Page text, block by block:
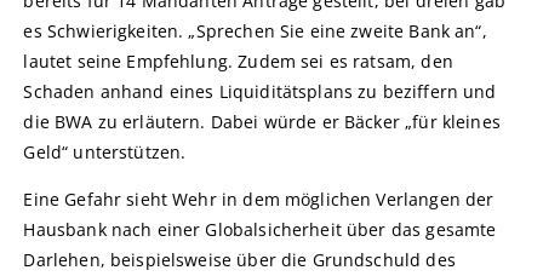
es Schwierigkeiten. „Sprechen Sie eine zweite Bank an“,
lautet seine Empfehlung. Zudem sei es ratsam, den
Schaden anhand eines Liquiditätsplans zu beziffern und
die BWA zu erläutern. Dabei würde er Bäcker „für kleines
Geld“ unterstützen.
Eine Gefahr sieht Wehr in dem möglichen Verlangen der
Hausbank nach einer Globalsicherheit über das gesamte
Darlehen, beispielsweise über die Grundschuld des